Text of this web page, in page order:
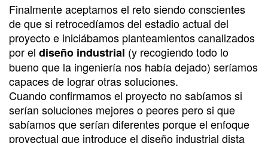
Finalmente aceptamos el reto siendo conscientes
de que si retrocedíamos del estadio actual del
proyecto e iniciábamos planteamientos canalizados
por el diseño industrial (y recogiendo todo lo
bueno que la ingeniería nos había dejado) seríamos
capaces de lograr otras soluciones.
Cuando confirmamos el proyecto no sabíamos si
serían soluciones mejores o peores pero si que
sabíamos que serían diferentes porque el enfoque
proyectual que introduce el diseño industrial dista